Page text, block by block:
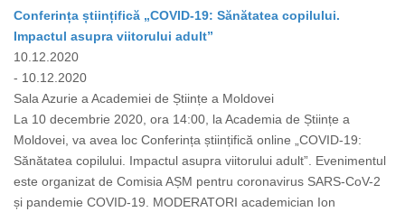
Conferința științifică „COVID-19: Sănătatea copilului.
Impactul asupra viitorului adult”
10.12.2020
- 10.12.2020
Sala Azurie a Academiei de Științe a Moldovei
La 10 decembrie 2020, ora 14:00, la Academia de Științe a
Moldovei, va avea loc Conferința științifică online „COVID-19:
Sănătatea copilului. Impactul asupra viitorului adult”. Evenimentul
este organizat de Comisia AȘM pentru coronavirus SARS-CoV-2
și pandemie COVID-19. MODERATORI academician Ion